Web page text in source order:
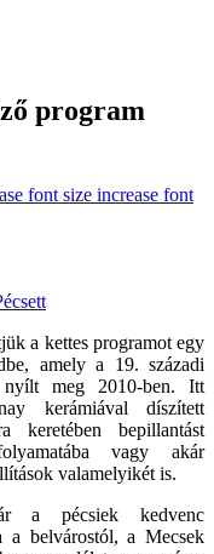
program
increase font
a kettes programot egy
amely a 19. századi
nyílt meg 2010-ben. Itt
kerámiával díszített
keretében bepillantást
vagy akár
valamelyikét is.
a pécsiek kedvenc
a belvárostól, a Mecsek